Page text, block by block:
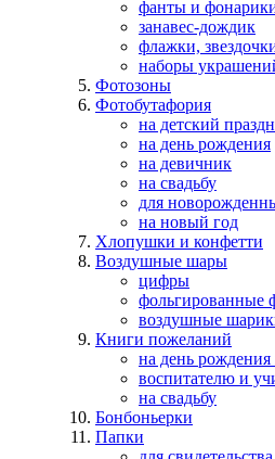
фанты и
занавес-дождик
флажки,
наборы
Фотозоны
Фотобутафория
на детский
на день рождения
на девичник
на свадьбу
для
на новый год
Хлопушки и конфетти
Воздушные шары
цифры
фольгированные
воздушные
Книги пожеланий
на день
воспитателю и
на свадьбу
Бонбоньерки
Папки